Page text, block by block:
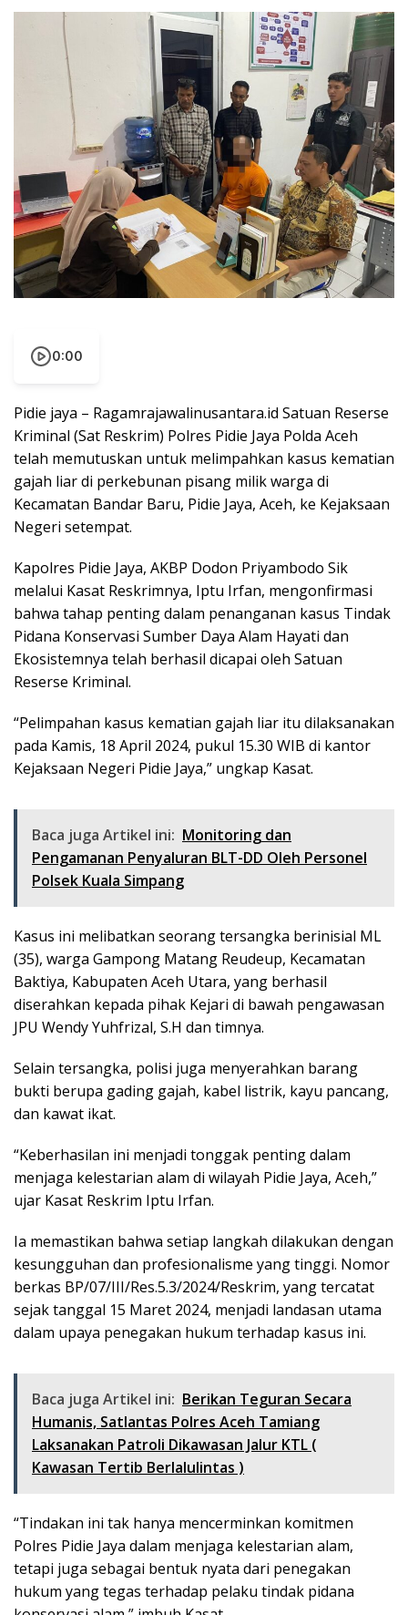
0:00
Pidie jaya – Ragamrajawalinusantara.id Satuan Reserse
Kriminal (Sat Reskrim) Polres Pidie Jaya Polda Aceh
telah memutuskan untuk melimpahkan kasus kematian
gajah liar di perkebunan pisang milik warga di
Kecamatan Bandar Baru, Pidie Jaya, Aceh, ke Kejaksaan
Negeri setempat.
Kapolres Pidie Jaya, AKBP Dodon Priyambodo Sik
melalui Kasat Reskrimnya, Iptu Irfan, mengonfirmasi
bahwa tahap penting dalam penanganan kasus Tindak
Pidana Konservasi Sumber Daya Alam Hayati dan
Ekosistemnya telah berhasil dicapai oleh Satuan
Reserse Kriminal.
“Pelimpahan kasus kematian gajah liar itu dilaksanakan
pada Kamis, 18 April 2024, pukul 15.30 WIB di kantor
Kejaksaan Negeri Pidie Jaya,” ungkap Kasat.
Baca juga Artikel ini: Monitoring dan
Pengamanan Penyaluran BLT-DD Oleh Personel
Polsek Kuala Simpang
Kasus ini melibatkan seorang tersangka berinisial ML
(35), warga Gampong Matang Reudeup, Kecamatan
Baktiya, Kabupaten Aceh Utara, yang berhasil
diserahkan kepada pihak Kejari di bawah pengawasan
JPU Wendy Yuhfrizal, S.H dan timnya.
Selain tersangka, polisi juga menyerahkan barang
bukti berupa gading gajah, kabel listrik, kayu pancang,
dan kawat ikat.
“Keberhasilan ini menjadi tonggak penting dalam
menjaga kelestarian alam di wilayah Pidie Jaya, Aceh,”
ujar Kasat Reskrim Iptu Irfan.
Ia memastikan bahwa setiap langkah dilakukan dengan
kesungguhan dan profesionalisme yang tinggi. Nomor
berkas BP/07/III/Res.5.3/2024/Reskrim, yang tercatat
sejak tanggal 15 Maret 2024, menjadi landasan utama
dalam upaya penegakan hukum terhadap kasus ini.
Baca juga Artikel ini: Berikan Teguran Secara
Humanis, Satlantas Polres Aceh Tamiang
Laksanakan Patroli Dikawasan Jalur KTL (
Kawasan Tertib Berlalulintas )
“Tindakan ini tak hanya mencerminkan komitmen
Polres Pidie Jaya dalam menjaga kelestarian alam,
tetapi juga sebagai bentuk nyata dari penegakan
hukum yang tegas terhadap pelaku tindak pidana